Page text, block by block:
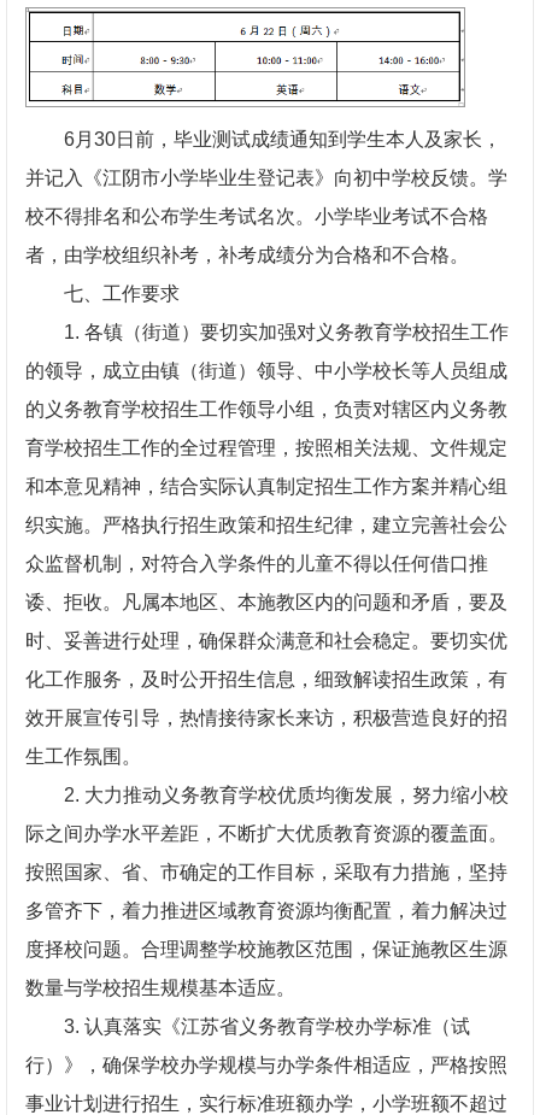
6月30日前，毕业测试成绩通知到学生本人及家长，
并记入《江阴市小学毕业生登记表》向初中学校反馈。学
校不得排名和公布学生考试名次。小学毕业考试不合格
者，由学校组织补考，补考成绩分为合格和不合格。
七、工作要求
1. 各镇（街道）要切实加强对义务教育学校招生工作
的领导，成立由镇（街道）领导、中小学校长等人员组成
的义务教育学校招生工作领导小组，负责对辖区内义务教
育学校招生工作的全过程管理，按照相关法规、文件规定
和本意见精神，结合实际认真制定招生工作方案并精心组
织实施。严格执行招生政策和招生纪律，建立完善社会公
众监督机制，对符合入学条件的儿童不得以任何借口推
诿、拒收。凡属本地区、本施教区内的问题和矛盾，要及
时、妥善进行处理，确保群众满意和社会稳定。要切实优
化工作服务，及时公开招生信息，细致解读招生政策，有
效开展宣传引导，热情接待家长来访，积极营造良好的招
生工作氛围。
2. 大力推动义务教育学校优质均衡发展，努力缩小校
际之间办学水平差距，不断扩大优质教育资源的覆盖面。
按照国家、省、市确定的工作目标，采取有力措施，坚持
多管齐下，着力推进区域教育资源均衡配置，着力解决过
度择校问题。合理调整学校施教区范围，保证施教区生源
数量与学校招生规模基本适应。
3. 认真落实《江苏省义务教育学校办学标准（试
行）》，确保学校办学规模与办学条件相适应，严格按照
事业计划进行招生，实行标准班额办学，小学班额不超过